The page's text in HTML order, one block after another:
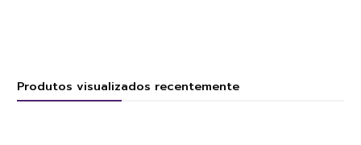
Produtos visualizados recentemente